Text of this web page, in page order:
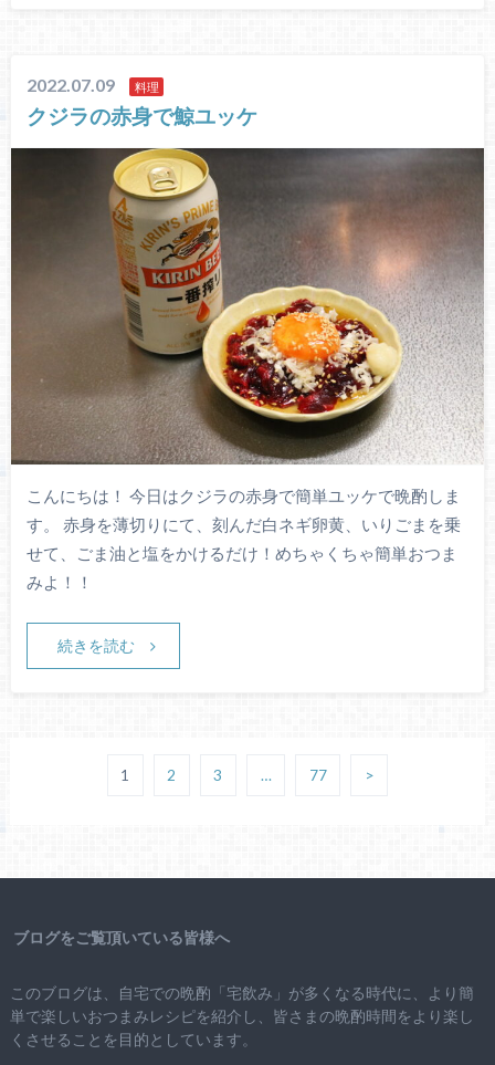
2022.07.09 料理
クジラの赤身で鯨ユッケ
こんにちは！ 今日はクジラの赤身で簡単ユッケで晩酌しま
す。 赤身を薄切りにて、刻んだ白ネギ卵黄、いりごまを乗
せて、ごま油と塩をかけるだけ！めちゃくちゃ簡単おつま
みよ！！
続きを読む
1 2 3 … 77 >
ブログをご覧頂いている皆様へ
このブログは、自宅での晩酌「宅飲み」が多くなる時代に、より簡
単で楽しいおつまみレシピを紹介し、皆さまの晩酌時間をより楽し
くさせることを目的としています。